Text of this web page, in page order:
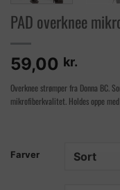
PAD overknee
59,00 kr.
Overknee strømper fra Donna BC.
mikrofiberkvalitet. Holdes oppe
Farver